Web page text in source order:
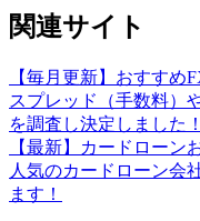
関連サイト
【毎月更新】おすすめ
スプレッド（手数料）
を調査し決定しました！
【最新】カードローン
人気のカードローン会
ます！